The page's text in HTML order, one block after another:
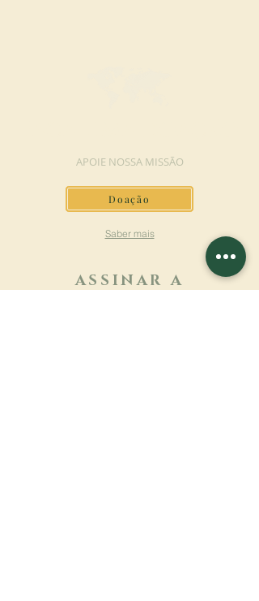
APOIE NOSSA MISSÃO
Doação
Saber mais
ASSINAR A